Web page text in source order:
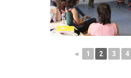
◄ 1 2 3 4